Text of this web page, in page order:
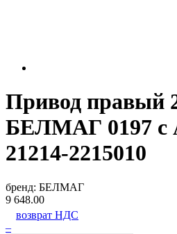
Привод правый
БЕЛМАГ 0197 с
21214-2215010
бренд: БЕЛМАГ
9 648.00
возврат НДС
–